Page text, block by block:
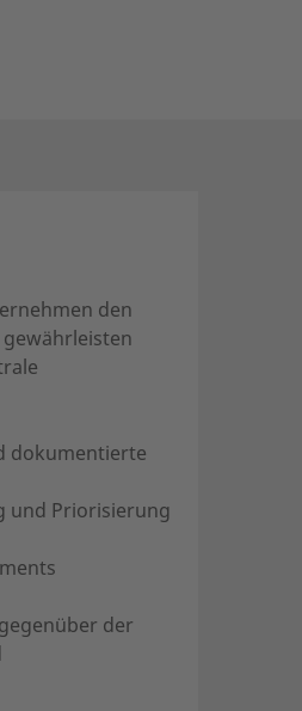
den
dokumentierte
und Priorisierung
der